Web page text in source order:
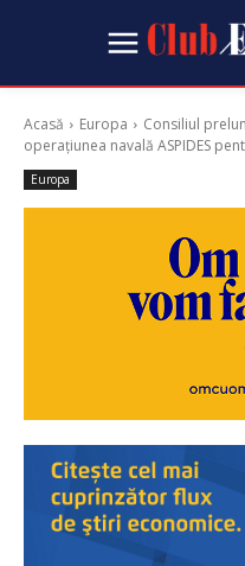
Acasă Europa
Consiliul
operațiunea navală ASPIDES
Europa